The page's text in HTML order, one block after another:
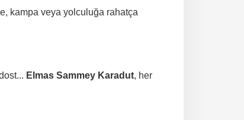
kampa veya yolculuğa rahatça
Elmas Sammey Karadut, her